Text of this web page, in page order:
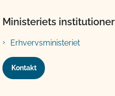
Ministeriets institutioner
Erhvervsministeriet
Kontakt